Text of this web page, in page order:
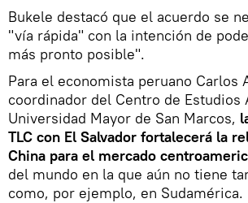
Bukele destacó que el acuerdo se
"vía rápida" con la intención de
más pronto posible".
Para el economista peruano Carlos
coordinador del Centro de Estudios
Universidad Mayor de San Marcos,
TLC con El Salvador fortalecerá la
China para el mercado
del mundo en la que aún no tiene
como, por ejemplo, en Sudamérica.